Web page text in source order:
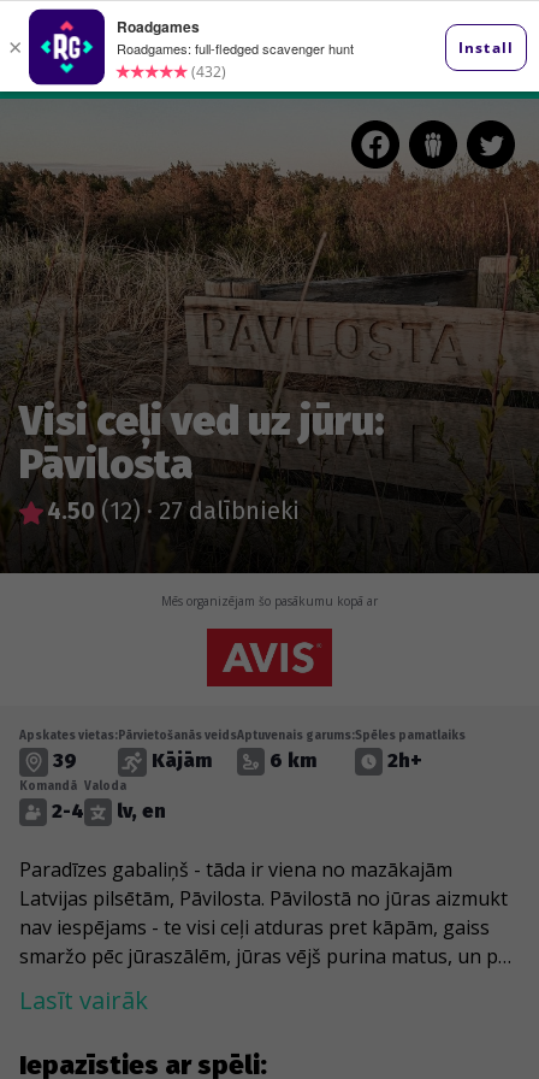
Visi ceļi ved uz jūru:
Pāvilosta
4.50 (12) · 27 dalībnieki
Mēs organizējam šo pasākumu kopā ar
Iepazīsties ar spēli:
Apskates vietas:
39
Pārvietošanās veids
Kājām
Aptuvenais garums:
6 km
Spēles pamatlaiks
2h+
Komandā
2-4
Valoda
lv, en
Paradīzes gabaliņš - tāda ir viena no mazākajām
Latvijas pilsētām, Pāvilosta. Pāvilostā no jūras aizmukt
nav iespējams - te visi ceļi atduras pret kāpām, gaiss
smaržo pēc jūraszālēm, jūras vējš purina matus, un pat
cilvēki šķiet jūras pamatīguma pielieti - sirsnīgi un
vienkārši. Šī spēle Tevi aizvedīs līdz Pelēkās kāpas
kurus stādījuši Latvijas prezidenti, un pataustīt, kāds ir
Lasīt vairāk